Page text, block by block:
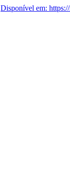
Disponível em: